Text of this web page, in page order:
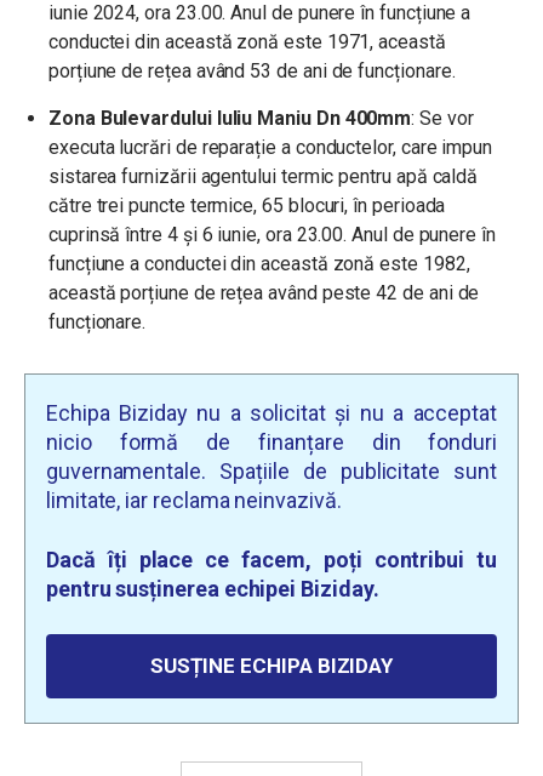
iunie 2024, ora 23.00. Anul de punere în funcțiune a
conductei din această zonă este 1971, această
porțiune de rețea având 53 de ani de funcționare.
Zona Bulevardului Iuliu Maniu Dn 400mm: Se vor
executa lucrări de reparație a conductelor, care impun
sistarea furnizării agentului termic pentru apă caldă
către trei puncte termice, 65 blocuri, în perioada
cuprinsă între 4 și 6 iunie, ora 23.00. Anul de punere în
funcțiune a conductei din această zonă este 1982,
această porțiune de rețea având peste 42 de ani de
funcționare.
Echipa Biziday nu a solicitat și nu a acceptat
nicio formă de finanțare din fonduri
guvernamentale. Spațiile de publicitate sunt
limitate, iar reclama neinvazivă.
Dacă îți place ce facem, poți contribui tu
pentru susținerea echipei Biziday.
SUSȚINE ECHIPA BIZIDAY